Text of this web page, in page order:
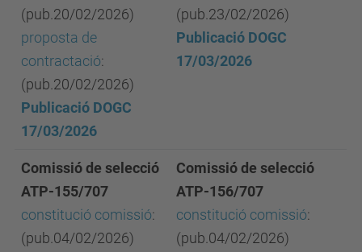
(pub.20/02/2026)
proposta de
contractació:
(pub.20/02/2026)
Publicació DOGC
17/03/2026
(pub.23/02/2026)
Publicació DOGC
17/03/2026
Comissió de selecció
ATP-155/707
constitució comissió:
(pub.04/02/2026)
Comissió de selecció
ATP-156/707
constitució comissió:
(pub.04/02/2026)